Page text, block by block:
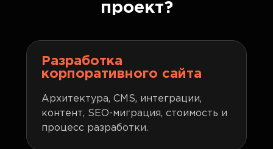
проект?
Разработка
корпоративного сайта
Архитектура, CMS, интеграции,
контент, SEO-миграция, стоимость и
процесс разработки.